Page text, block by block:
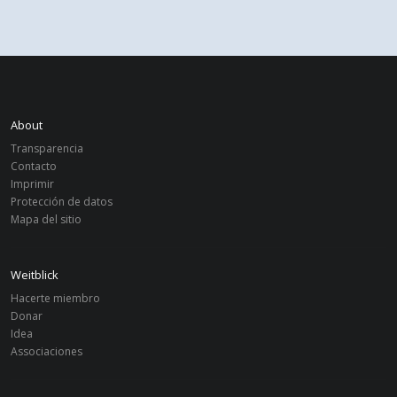
About
Transparencia
Contacto
Imprimir
Protección de datos
Mapa del sitio
Weitblick
Hacerte miembro
Donar
Idea
Associaciones